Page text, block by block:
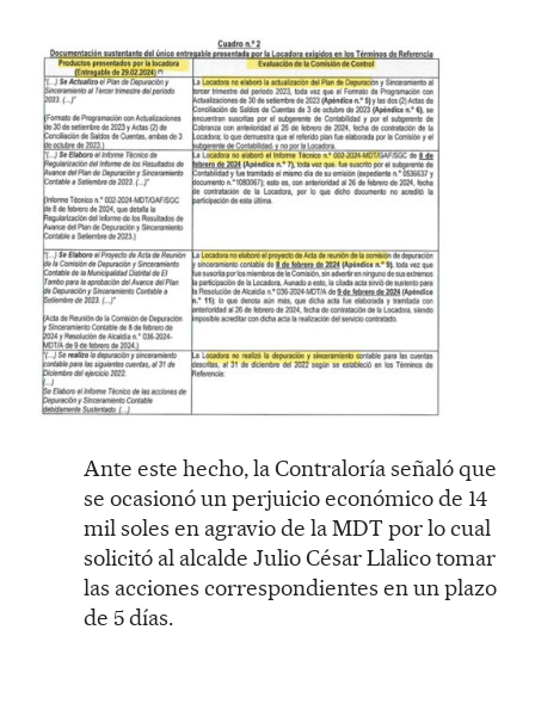
Ante este hecho, la Contraloría señaló que
se ocasionó un perjuicio económico de 14
mil soles en agravio de la MDT por lo cual
solicitó al alcalde Julio César Llalico tomar
las acciones correspondientes en un plazo
de 5 días.